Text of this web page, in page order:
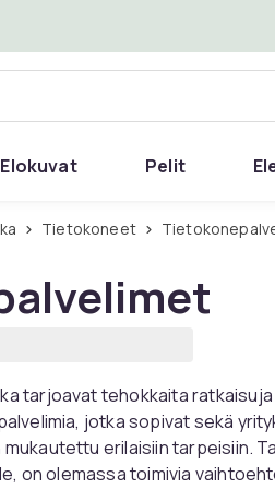
Elokuvat Pelit
Tietokoneet
tarjoavat tehokkaita
jotka sopivat sekä
erilaisiin tarpeisiin.
on olemassa toimivia